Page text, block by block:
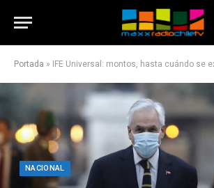
Portada » IFE Universal: montos, hasta cuándo se extiende y
NACIONAL